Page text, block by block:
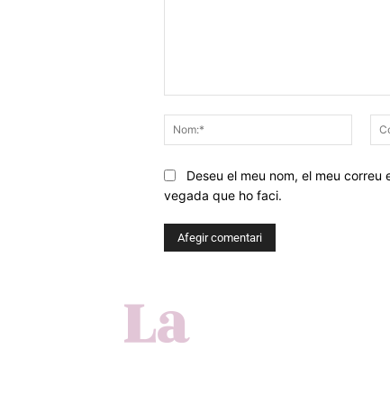
Nom:*
Deseu el meu nom, el meu
vegada que ho faci.